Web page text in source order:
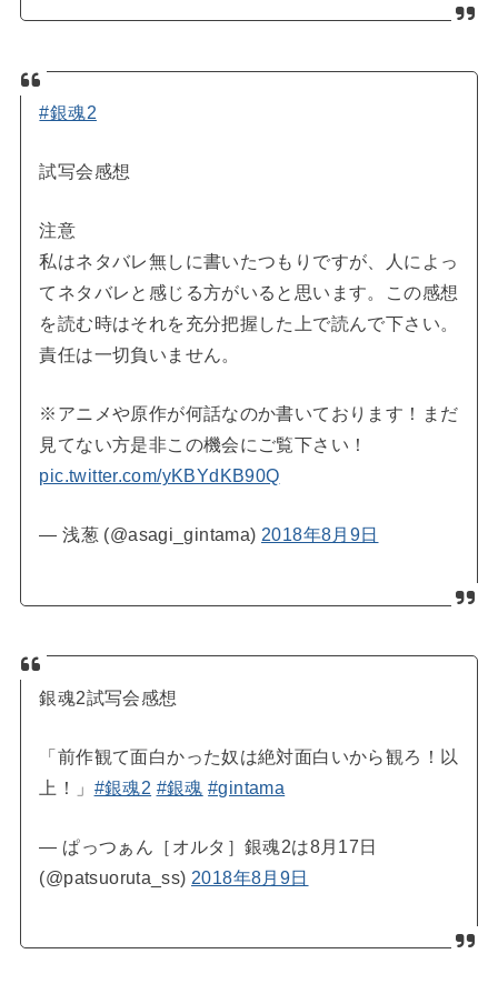
#銀魂2
試写会感想
注意
私はネタバレ無しに書いたつもりですが、人によっ
てネタバレと感じる方がいると思います。この感想
を読む時はそれを充分把握した上で読んで下さい。
責任は一切負いません。
※アニメや原作が何話なのか書いております！まだ
見てない方是非この機会にご覧下さい！
pic.twitter.com/yKBYdKB90Q
— 浅葱 (@asagi_gintama) 2018年8月9日
銀魂2試写会感想
「前作観て面白かった奴は絶対面白いから観ろ！以
上！」 #銀魂2 #銀魂 #gintama
— ぱっつぁん［オルタ］銀魂2は8月17日
(@patsuoruta_ss) 2018年8月9日